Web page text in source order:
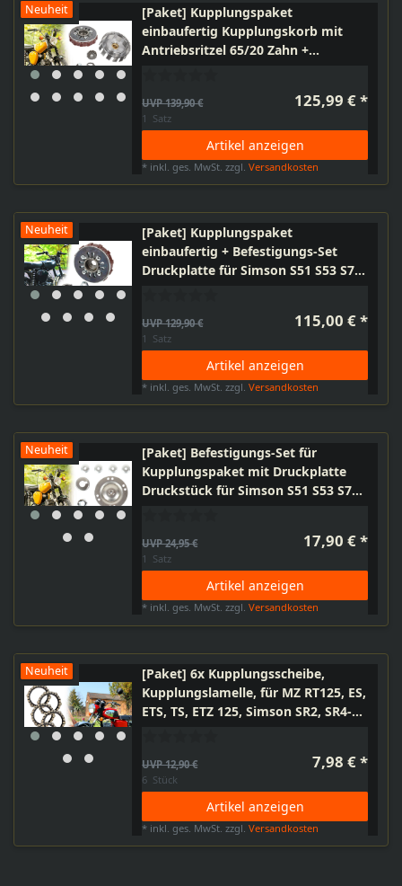
Neuheit
[Paket] Kupplungspaket
einbaufertig Kupplungskorb mit
Antriebsritzel 65/20 Zahn +
UVP 139,90 € 125,99 € *
1 Satz
Artikel anzeigen
* inkl. ges. MwSt. zzgl.Versandkosten
Neuheit
[Paket] Kupplungspaket
einbaufertig + Befestigungs-Set
Druckplatte für Simson S51 S53 S70
UVP 129,90 € 115,00 € *
1 Satz
Artikel anzeigen
* inkl. ges. MwSt. zzgl.Versandkosten
Neuheit
[Paket] Befestigungs-Set für
Kupplungspaket mit Druckplatte
Druckstück für Simson S51 S53 S70
UVP 24,95 € 17,90 € *
1 Satz
Artikel anzeigen
* inkl. ges. MwSt. zzgl.Versandkosten
Neuheit
[Paket] 6x Kupplungsscheibe,
Kupplungslamelle, für MZ RT125, ES,
ETS, TS, ETZ 125, Simson SR2, SR4-1,
UVP 12,90 € 7,98 € *
6 Stück
Artikel anzeigen
* inkl. ges. MwSt. zzgl.Versandkosten